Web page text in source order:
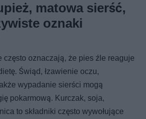
matowa sierść,
oznaki
często oznaczają, że pies źle reaguje
Świąd, łzawienie oczu,
wypadanie sierści mogą
pokarmową. Kurczak, soja,
to składniki często wywołujące